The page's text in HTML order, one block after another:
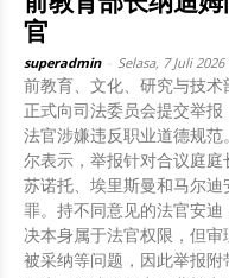
官
superadmin Selasa, 7 Juli 2026
前教育、文化、研究与技
正式向司法委员会提交举
法官涉嫌违反职业道德规范。 纳迪姆的律师阿里・优素福・
尔表示，举报针对合议庭
苏诺托、埃里斯曼和马尔
罪。持不同意见的法官安迪・萨
决本身属于法官权限，但
被采纳等问题，因此举报